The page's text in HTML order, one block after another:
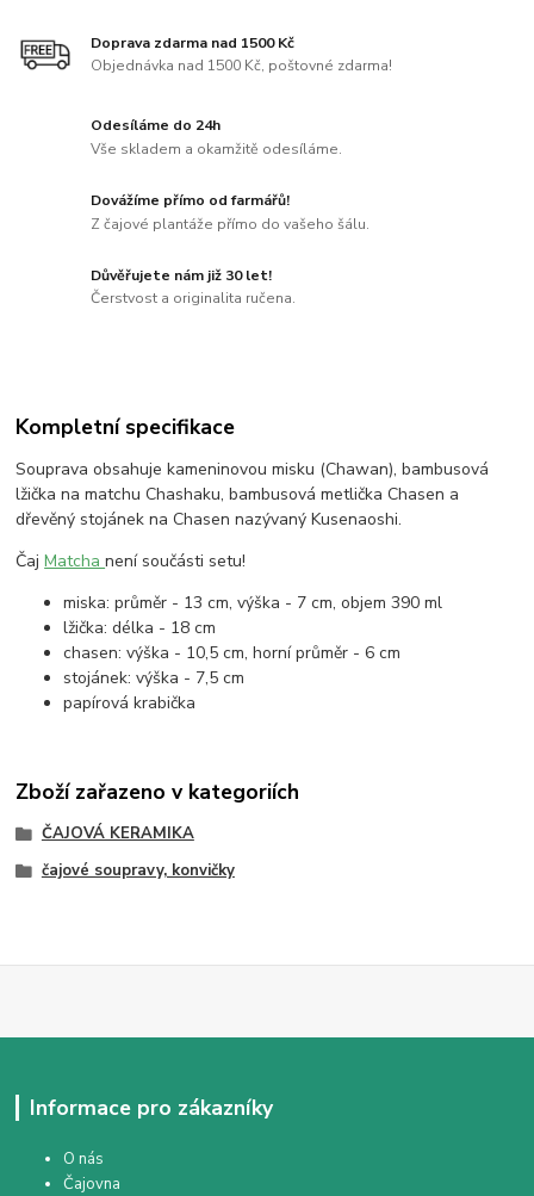
Doprava zdarma nad 1500 Kč
Objednávka nad 1500 Kč, poštovné zdarma!
Odesíláme do 24h
Vše skladem a okamžitě odesíláme.
Dovážíme přímo od farmářů!
Z čajové plantáže přímo do vašeho šálu.
Důvěřujete nám již 30 let!
Čerstvost a originalita ručena.
Kompletní specifikace
Souprava obsahuje kameninovou misku (Chawan), bambusová
lžička na matchu Chashaku, bambusová metlička Chasen a
dřevěný stojánek na Chasen nazývaný Kusenaoshi.
ČajMatchanení součásti setu!
miska: průměr - 13 cm, výška - 7 cm, objem 390 ml
lžička: délka - 18 cm
chasen: výška - 10,5 cm, horní průměr - 6 cm
stojánek: výška - 7,5 cm
papírová krabička
Zboží zařazeno v kategoriích
ČAJOVÁ KERAMIKA
čajové soupravy, konvičky
Informace pro zákazníky
O nás
Čajovna